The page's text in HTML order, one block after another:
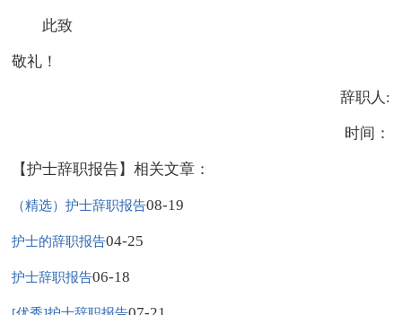
此致
敬礼！
辞职人:
时间：
【护士辞职报告】相关文章：
（精选）护士辞职报告08-19
护士的辞职报告04-25
护士辞职报告06-18